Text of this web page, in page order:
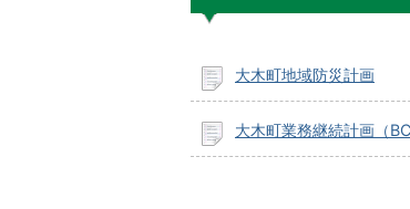
大木町地域防災計画
大木町業務継続計画（